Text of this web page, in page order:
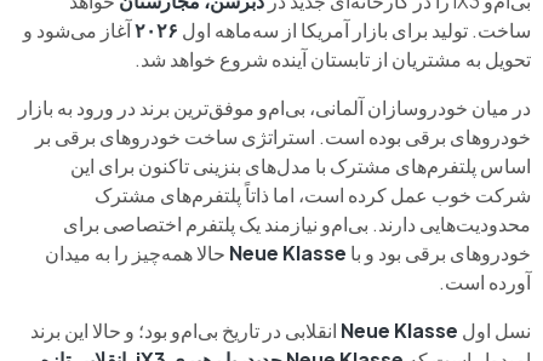
ساخت. تولید برای بازار آمریکا از سه‌ماهه اول ۲۰۲۶آغاز می‌شود و
تحویل به مشتریان از تابستان آینده شروع خواهد شد.
در میان خودروسازان آلمانی، بی‌ام‌و موفق‌ترین برند در ورود به بازار
خودروهای برقی بوده است. استراتژی ساخت خودروهای برقی بر
اساس پلتفرم‌های مشترک با مدل‌های بنزینی تاکنون برای این
شرکت خوب عمل کرده است، اما ذاتاً پلتفرم‌های مشترک
محدودیت‌هایی دارند. بی‌ام‌و نیازمند یک پلتفرم اختصاصی برای
خودروهای برقی بود و با Neue Klasse حالا همه‌چیز را به میدان
آورده است.
نسل اول Neue Klasse انقلابی در تاریخ بی‌ام‌و بود؛ و حالا این برند